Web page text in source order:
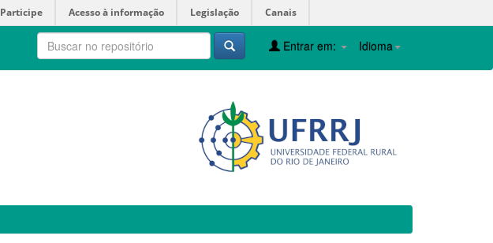
Participe Acesso à informação Legislação Canais
Idioma
Entrar em: